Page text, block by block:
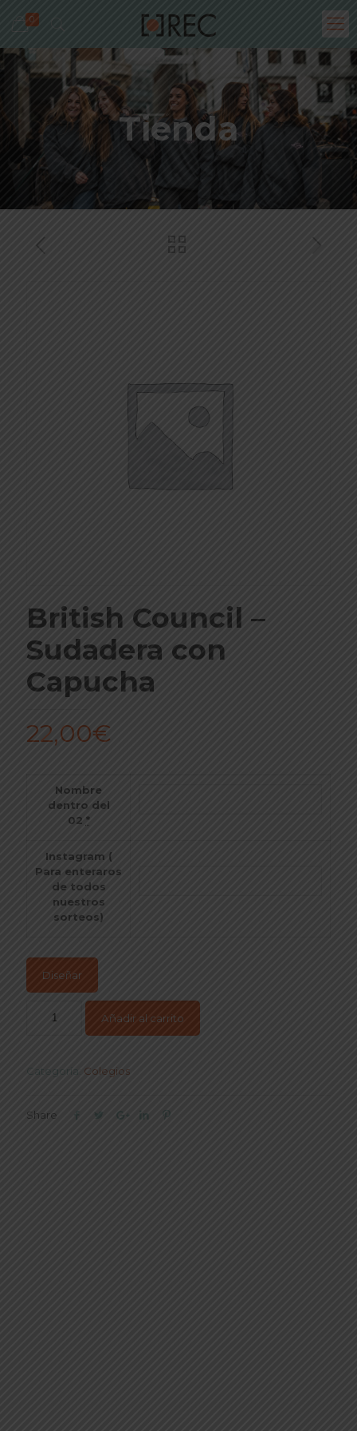
0
Tienda
British Council –
Sudadera con
Capucha
22,00€
Nombre
dentro del
02 *
Instagram (
Para enteraros
de todos
nuestros
sorteos)
Diseñar
Añadir al carrito
Categoría: Colegios
Share